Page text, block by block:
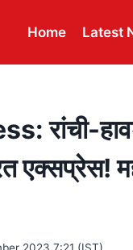
Home Latest
एक्सप्रेस!
2023 7:21 (IST)